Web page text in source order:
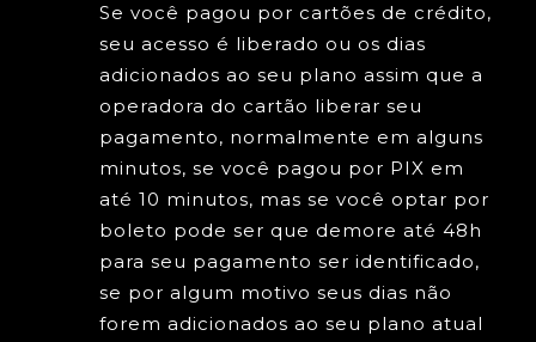
Se você pagou por cartões de crédito,
seu acesso é liberado ou os dias
adicionados ao seu plano assim que a
operadora do cartão liberar seu
pagamento, normalmente em alguns
minutos, se você pagou por PIX em
até 10 minutos, mas se você optar por
boleto pode ser que demore até 48h
para seu pagamento ser identificado,
se por algum motivo seus dias não
forem adicionados ao seu plano atual